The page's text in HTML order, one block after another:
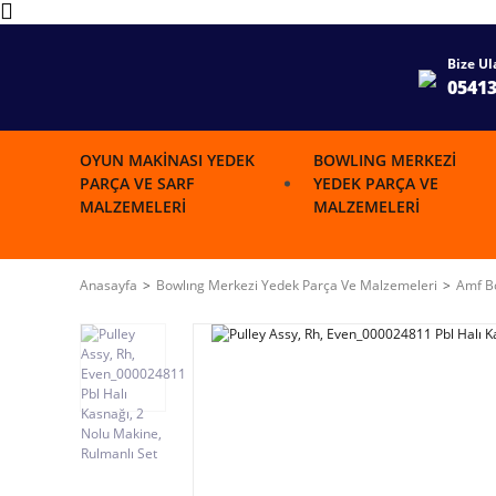
Bize
OYUN MAKINASI YEDEK
PARÇA VE SARF
MALZEMELERI
BOWLING MERKEZI
YEDEK PARÇA VE
MALZEMELERI
Anasayfa Bowlıng Merkezi Yedek Parça Ve Malzemeleri Amf